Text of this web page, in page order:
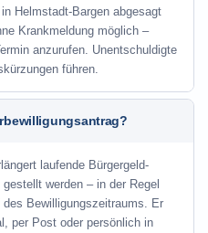
Helmstadt-Bargen abgesagt
Krankmeldung möglich –
anzurufen. Unentschuldigte
führen.
laufende Bürgergeld-
werden – in der Regel
Bewilligungszeitraums. Er
per Post oder persönlich in